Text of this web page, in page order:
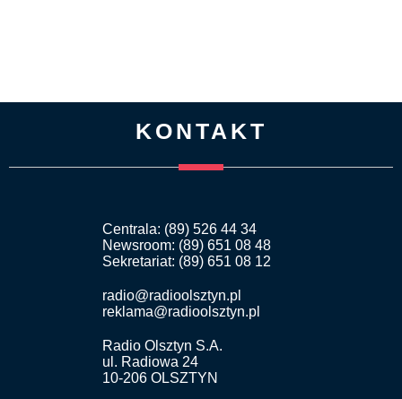
KONTAKT
Centrala: (89) 526 44 34
Newsroom: (89) 651 08 48
Sekretariat: (89) 651 08 12
radio@radioolsztyn.pl
reklama@radioolsztyn.pl
Radio Olsztyn S.A.
ul. Radiowa 24
10-206 OLSZTYN